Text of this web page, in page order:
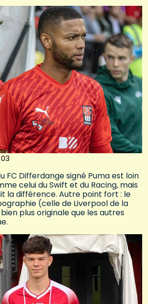
FC Differdange signé Puma est loin
celui du Swift et du Racing, mais
la différence. Autre point fort : le
(celle de Liverpool de la
plus originale que les autres